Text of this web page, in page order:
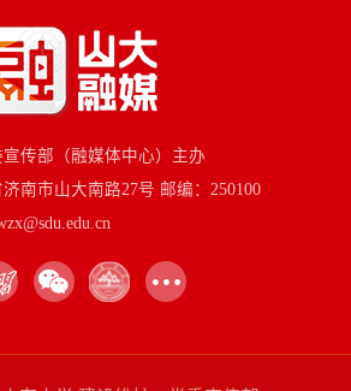
传部（融媒体中心）主办
南市山大南路27号 邮编：250100